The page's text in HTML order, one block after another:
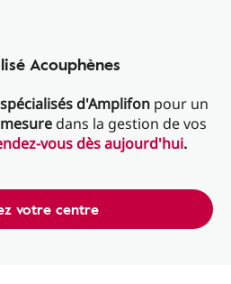
Acouphènes
d'Amplifon pour un
dans la gestion de vos
vous dès aujourd'hui.
votre centre